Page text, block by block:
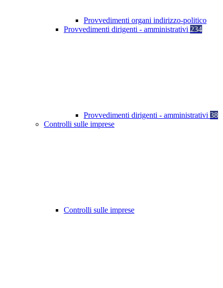
Provvedimenti organi indirizzo-politico
Provvedimenti dirigenti - amministrativi 234
Provvedimenti dirigenti - amministrativi 38
Controlli sulle imprese
Controlli sulle imprese